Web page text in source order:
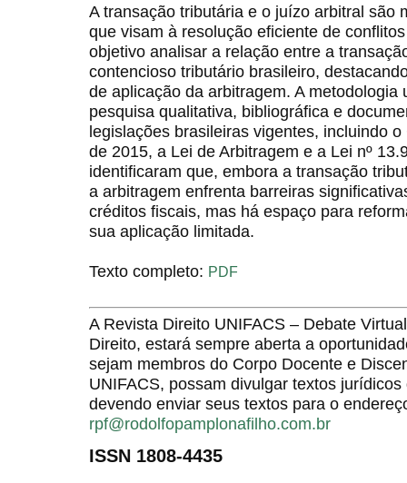
A transação tributária e o juízo arbitral são
que visam à resolução eficiente de
objetivo analisar a relação entre a
contencioso tributário brasileiro,
de aplicação da arbitragem. A metodologia
pesquisa qualitativa, bibliográfica e
legislações brasileiras vigentes, incluindo
de 2015, a Lei de Arbitragem e a Lei nº
identificaram que, embora a transação
a arbitragem enfrenta barreiras
créditos fiscais, mas há espaço para
sua aplicação limitada.
Texto completo: PDF
A Revista Direito UNIFACS – Debate
Direito, estará sempre aberta a
sejam membros do Corpo Docente e
UNIFACS, possam divulgar textos
devendo enviar seus textos para o
rpf@rodolfopamplonafilho.com.br
ISSN 1808-4435